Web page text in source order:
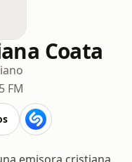
Coata
FM